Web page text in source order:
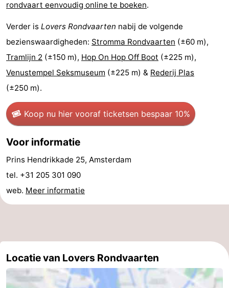
Holland
Zuid-
Holland
Praktisch
Forum
Reisboekenwinkel
Openbaar
Centraal
Station
Schiphol
Eindhoven
voor
Medische
rondvaart eenvoudig online te boeken.
Verder is Lovers Rondvaarten nabij de volgende
bezienswaardigheden: Stromma Rondvaarten (±60 m),
Tramlijn 2 (±150 m), Hop On Hop Off Boot (±225 m),
Venustempel Seksmuseum (±225 m) & Rederij Plas
(±250 m).
Koop nu hier vooraf ticketsen bespaar 10%
Voor informatie
Prins Hendrikkade 25, Amsterdam
tel. +31 205 301 090
web. Meer informatie
Locatie van Lovers Rondvaarten